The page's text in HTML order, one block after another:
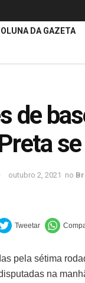
DA GAZETA
de
outubro 2, 2021 no
pela sétima
na